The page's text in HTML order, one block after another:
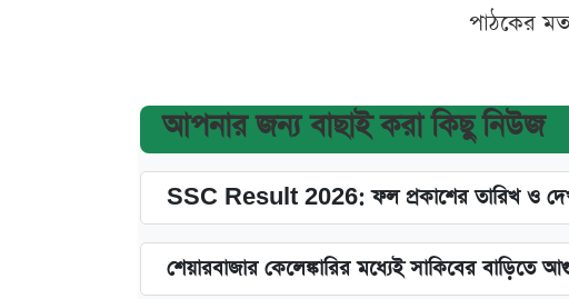
পাঠকের
আপনার জন্য বাছাই করা কিছু নিউজ
SSC Result 2026: ফল প্রকাশের তারিখ ও
শেয়ারবাজার কেলেঙ্কারির মধ্যেই সাকিবের বাড়িতে